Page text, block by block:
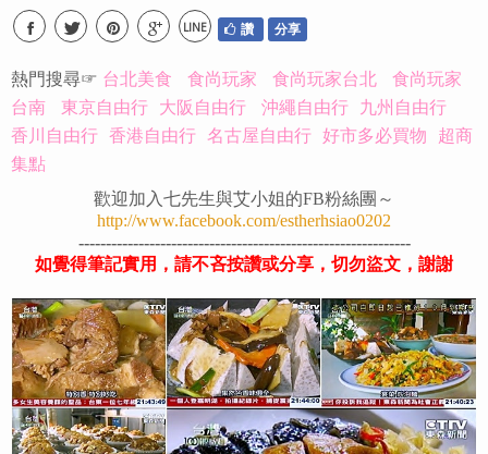
LINE 讚 分享
熱門搜尋☞ 台北美食 食尚玩家 食尚玩家台北
食尚玩家
台南
東京自由行 大阪自由行 沖繩自由行 九州自由行
香川自由行 香港自由行 名古屋自由行 好市多必買物 超商
集點
歡迎加入七先生與艾小姐的FB粉絲團～
http://www.facebook.com/estherhsiao0202
-------------------------------------------------------------
如覺得筆記實用，請不吝按讚或分享，切勿盜文，謝謝